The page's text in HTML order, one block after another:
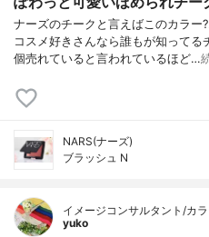
ナーズのチークと言えばこのカラー
コスメ好きさんなら誰もが知って
個売れていると言われているほど…
NARS(ナーズ)
ブラッシュ N
イメージコンサルタント/カラ
yuko